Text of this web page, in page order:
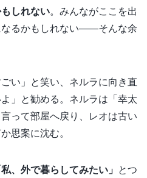
しれない。みんながここを出
なるかもしれない――そんな余
い」と笑い、ネルラに向き直
」と勧める。ネルラは「幸太
って部屋へ戻り、レオは古い
思案に沈む。
私、外で暮らしてみたい」 とつ